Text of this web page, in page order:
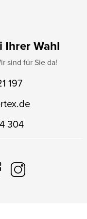
Ihrer Wahl
sind für Sie da!
197
304